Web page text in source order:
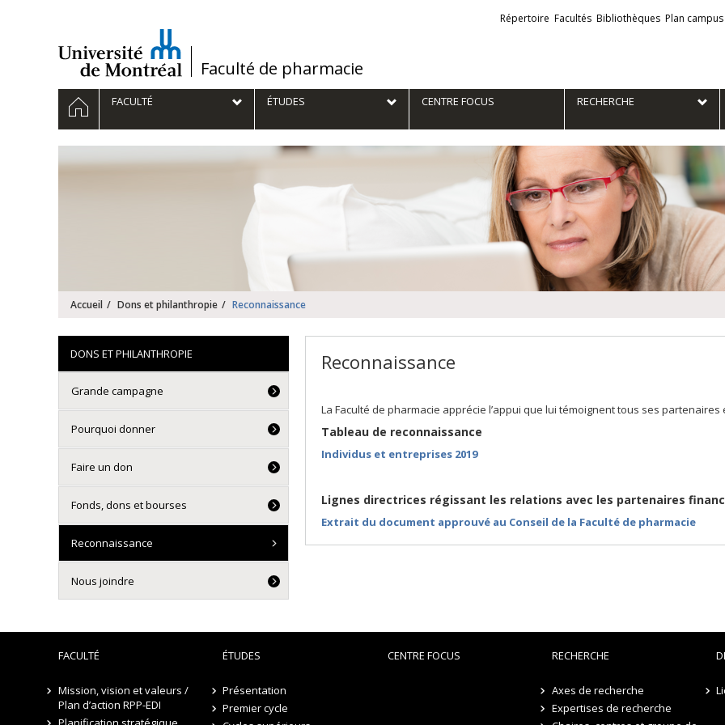
/Faculté de pharmacie
Liens
externes
Répertoire Facultés Bibliothèques Plan campus
Navigation
principale
ACCUEILFACULTÉ ÉTUDES CENTRE FOCUS RECHERCHE
Accueil Dons et philanthropie Reconnaissance
Reconnaissance
La Faculté de pharmacie apprécie l’appui que lui témoignent tous ses
Tableau de reconnaissance
Individus et entreprises 2019
Lignes directrices régissant les relations avec les partenaires
Extrait du document approuvé au Conseil de la Faculté de pharmacie
DONS ET PHILANTHROPIE
Grande campagne
Pourquoi donner
Faire un don
Fonds, dons et bourses
Reconnaissance
Nous joindre
FACULTÉ
Mission, vision et valeurs /
Plan d’action RPP-EDI
ÉTUDES
Présentation
Premier cycle
CENTRE FOCUS RECHERCHE
Axes de recherche
Expertises de recherche